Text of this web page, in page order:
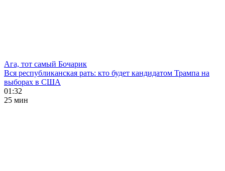
Ага, тот самый Бочарик
Вся республиканская рать: кто будет кандидатом Трампа на
выборах в США
01:32
25 мин